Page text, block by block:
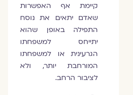
קיימת אף האפשרות
שאדם יתאים את נוסח
התפילה באופן שהוא
יתייחס למשפחתו
הגרעינית או למשפחתו
המורחבת יותר, ולא
לציבור הרחב.